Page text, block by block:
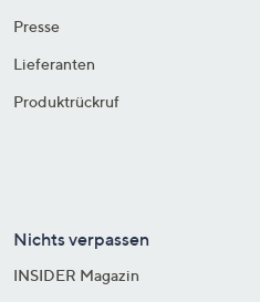
Presse
Lieferanten
Produktrückruf
Nichts verpassen
INSIDER Magazin